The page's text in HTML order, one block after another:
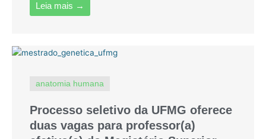
Leia mais →
anatomia humana
Processo seletivo da UFMG oferece
duas vagas para professor(a)